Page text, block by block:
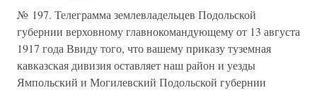
№ 197. Телеграмма землевладельцев Подольской
губернии верховному главнокомандующему от 13 августа
1917 года Ввиду того, что вашему приказу туземная
кавказская дивизия оставляет наш район и уезды
Ямпольский и Могилевский Подольской губернии